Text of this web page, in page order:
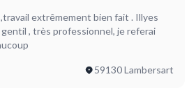
extrêmement bien fait . Illyes
, très professionnel, je referai
59130 Lambersart